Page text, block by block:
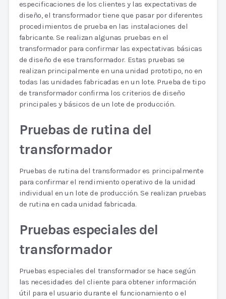
especificaciones de los clientes y las expectativas de
diseño, el transformador tiene que pasar por diferentes
procedimientos de prueba en las instalaciones del
fabricante. Se realizan algunas pruebas en el
transformador para confirmar las expectativas básicas
de diseño de ese transformador. Estas pruebas se
realizan principalmente en una unidad prototipo, no en
todas las unidades fabricadas en un lote. Prueba de tipo
de transformador confirma los criterios de diseño
principales y básicos de un lote de producción.
Pruebas de rutina del
transformador
Pruebas de rutina del transformador es principalmente
para confirmar el rendimiento operativo de la unidad
individual en un lote de producción. Se realizan pruebas
de rutina en cada unidad fabricada.
Pruebas especiales del
transformador
Pruebas especiales del transformador se hace según
las necesidades del cliente para obtener información
útil para el usuario durante el funcionamiento o el